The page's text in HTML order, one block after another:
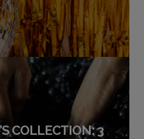
COLLECTION: 3